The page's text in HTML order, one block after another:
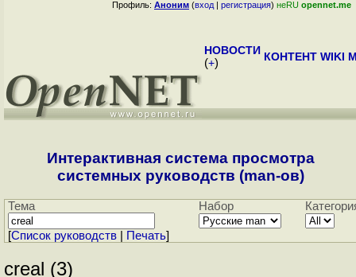
Профиль: Аноним (вход | регистрация) неRU opennet.me
НОВОСТИ
(+) КОНТЕНТ WIKI
Интерактивная система просмотра
системных руководств (man-ов)
Тема Набор
[Cписок руководств Печать]
creal (3)